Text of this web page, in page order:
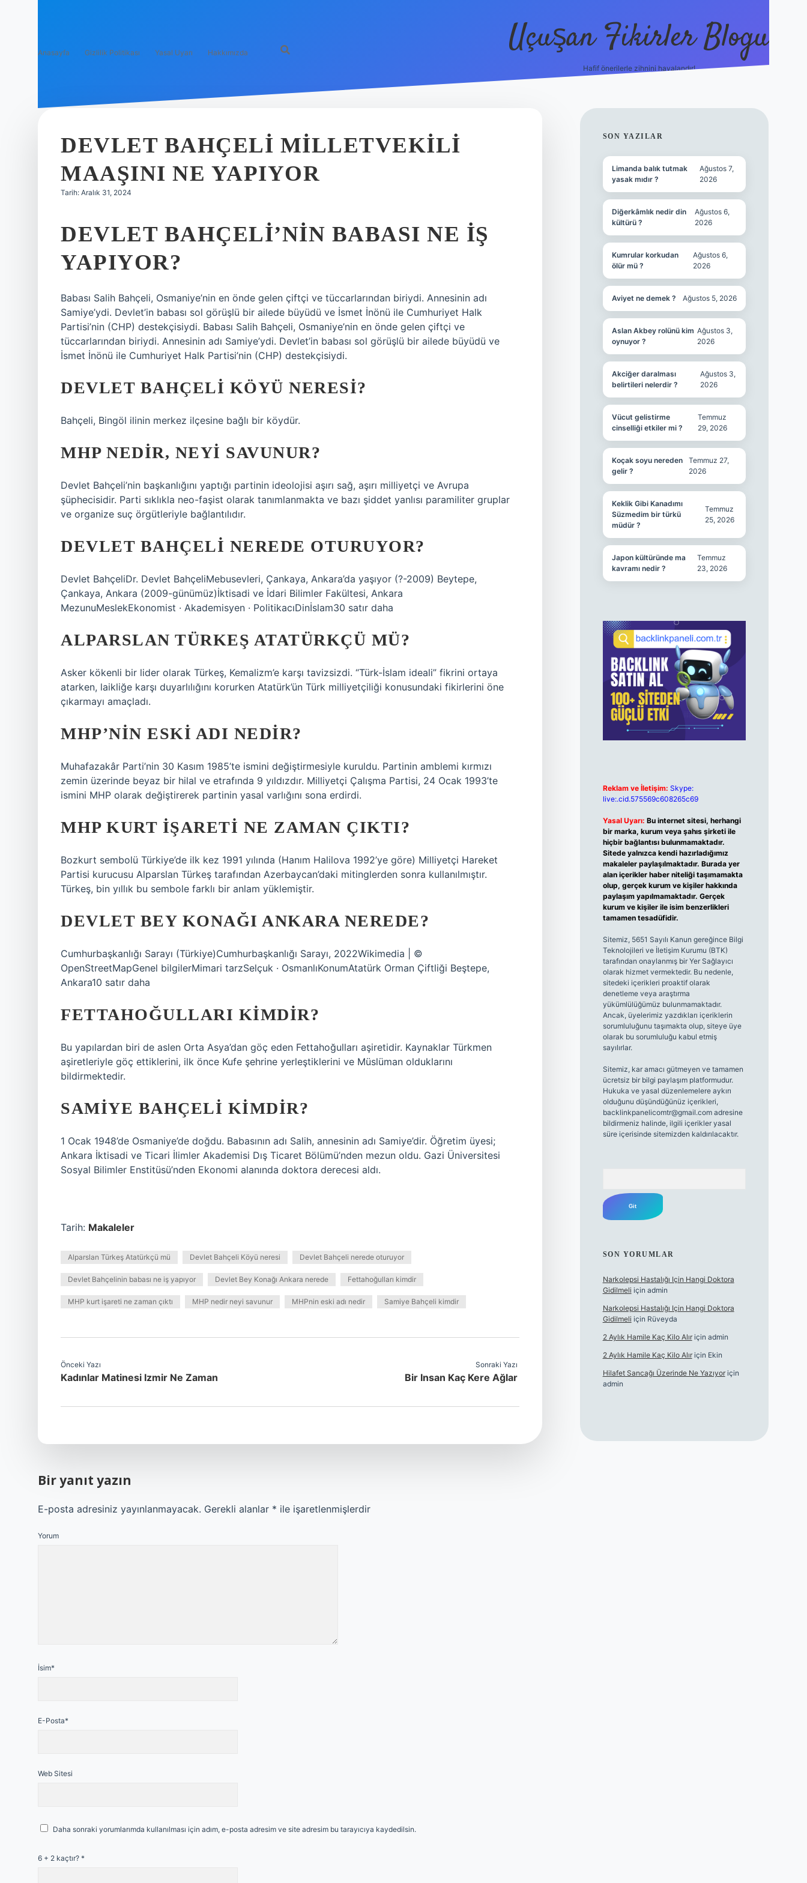
Anasayfa Gizlilik Politikası Yasal Uyarı Hakkımızda Uçuşan Fikirler Blogu
Hafif önerilerle zihnini havalandır!
DEVLET BAHÇELI MILLETVEKILI
MAAŞINI NE YAPIYOR
Tarih: Aralık 31, 2024
DEVLET BAHÇELI’NIN BABASI NE IŞ
YAPIYOR?
Babası Salih Bahçeli, Osmaniye’nin en önde gelen çiftçi ve tüccarlarından biriydi. Annesinin adı
Samiye’ydi. Devlet’in babası sol görüşlü bir ailede büyüdü ve İsmet İnönü ile Cumhuriyet Halk
Partisi’nin (CHP) destekçisiydi. Babası Salih Bahçeli, Osmaniye’nin en önde gelen çiftçi ve
tüccarlarından biriydi. Annesinin adı Samiye’ydi. Devlet’in babası sol görüşlü bir ailede büyüdü ve
İsmet İnönü ile Cumhuriyet Halk Partisi’nin (CHP) destekçisiydi.
DEVLET BAHÇELI KÖYÜ NERESI?
Bahçeli, Bingöl ilinin merkez ilçesine bağlı bir köydür.
MHP NEDIR, NEYI SAVUNUR?
Devlet Bahçeli’nin başkanlığını yaptığı partinin ideolojisi aşırı sağ, aşırı milliyetçi ve Avrupa
şüphecisidir. Parti sıklıkla neo-faşist olarak tanımlanmakta ve bazı şiddet yanlısı paramiliter gruplar
ve organize suç örgütleriyle bağlantılıdır.
DEVLET BAHÇELI NEREDE OTURUYOR?
Devlet BahçeliDr. Devlet BahçeliMebusevleri, Çankaya, Ankara’da yaşıyor (?-2009) Beytepe,
Çankaya, Ankara (2009-günümüz)İktisadi ve İdari Bilimler Fakültesi, Ankara
MezunuMeslekEkonomist · Akademisyen · PolitikacıDinİslam30 satır daha
ALPARSLAN TÜRKEŞ ATATÜRKÇÜ MÜ?
Asker kökenli bir lider olarak Türkeş, Kemalizm’e karşı tavizsizdi. “Türk-İslam ideali” fikrini ortaya
atarken, laikliğe karşı duyarlılığını korurken Atatürk’ün Türk milliyetçiliği konusundaki fikirlerini öne
çıkarmayı amaçladı.
MHP’NIN ESKI ADI NEDIR?
Muhafazakâr Parti’nin 30 Kasım 1985’te ismini değiştirmesiyle kuruldu. Partinin amblemi kırmızı
zemin üzerinde beyaz bir hilal ve etrafında 9 yıldızdır. Milliyetçi Çalışma Partisi, 24 Ocak 1993’te
ismini MHP olarak değiştirerek partinin yasal varlığını sona erdirdi.
MHP KURT IŞARETI NE ZAMAN ÇIKTI?
Bozkurt sembolü Türkiye’de ilk kez 1991 yılında (Hanım Halilova 1992’ye göre) Milliyetçi Hareket
Partisi kurucusu Alparslan Türkeş tarafından Azerbaycan’daki mitinglerden sonra kullanılmıştır.
Türkeş, bin yıllık bu sembole farklı bir anlam yüklemiştir.
DEVLET BEY KONAĞI ANKARA NEREDE?
Cumhurbaşkanlığı Sarayı (Türkiye)Cumhurbaşkanlığı Sarayı, 2022Wikimedia | ©
OpenStreetMapGenel bilgilerMimari tarzSelçuk · OsmanlıKonumAtatürk Orman Çiftliği Beştepe,
Ankara10 satır daha
FETTAHOĞULLARI KIMDIR?
Bu yapılardan biri de aslen Orta Asya’dan göç eden Fettahoğulları aşiretidir. Kaynaklar Türkmen
aşiretleriyle göç ettiklerini, ilk önce Kufe şehrine yerleştiklerini ve Müslüman olduklarını
bildirmektedir.
SAMIYE BAHÇELI KIMDIR?
1 Ocak 1948’de Osmaniye’de doğdu. Babasının adı Salih, annesinin adı Samiye’dir. Öğretim üyesi;
Ankara İktisadi ve Ticari İlimler Akademisi Dış Ticaret Bölümü’nden mezun oldu. Gazi Üniversitesi
Sosyal Bilimler Enstitüsü’nden Ekonomi alanında doktora derecesi aldı.
Tarih: Makaleler
Alparslan Türkeş Atatürkçü mü Devlet Bahçeli Köyü neresi Devlet Bahçeli nerede oturuyor
Devlet Bahçelinin babası ne iş yapıyor Devlet Bey Konağı Ankara nerede Fettahoğulları kimdir
MHP kurt işareti ne zaman çıktı MHP nedir neyi savunur MHPnin eski adı nedir Samiye Bahçeli kimdir
Önceki Yazı
Kadınlar Matinesi Izmir Ne Zaman
Sonraki Yazı
Bir Insan Kaç Kere Ağlar
Bir yanıt yazın
E-posta adresiniz yayınlanmayacak. Gerekli alanlar * ile işaretlenmişlerdir
Yorum
İsim*
E-Posta*
Web Sitesi
Daha sonraki yorumlarımda kullanılması için adım, e-posta adresim ve site adresim bu tarayıcıya kaydedilsin.
6 + 2 kaçtır? *
SIDEBAR
SON YAZILAR
Limanda balık tutmak
yasak mıdır ?
Ağustos 7,
2026
Diğerkâmlık nedir din
kültürü ?
Ağustos 6,
2026
Kumrular korkudan
ölür mü ?
Ağustos 6,
2026
Aviyet ne demek ? Ağustos 5, 2026
Aslan Akbey rolünü kim
oynuyor ?
Ağustos 3,
2026
Akciğer daralması
belirtileri nelerdir ?
Ağustos 3,
2026
Vücut gelistirme
cinselliği etkiler mi ?
Temmuz
29, 2026
Koçak soyu nereden
gelir ?
Temmuz 27,
2026
Keklik Gibi Kanadımı
Süzmedim bir türkü
müdür ?
Temmuz
25, 2026
Japon kültüründe ma
kavramı nedir ?
Temmuz
23, 2026
Reklam ve İletişim: Skype:
live:.cid.575569c608265c69
Yasal Uyarı: Bu internet sitesi, herhangi
bir marka, kurum veya şahıs şirketi ile
hiçbir bağlantısı bulunmamaktadır.
Sitede yalnızca kendi hazırladığımız
makaleler paylaşılmaktadır. Burada yer
alan içerikler haber niteliği taşımamakta
olup, gerçek kurum ve kişiler hakkında
paylaşım yapılmamaktadır. Gerçek
kurum ve kişiler ile isim benzerlikleri
tamamen tesadüfidir.
Sitemiz, 5651 Sayılı Kanun gereğince Bilgi
Teknolojileri ve İletişim Kurumu (BTK)
tarafından onaylanmış bir Yer Sağlayıcı
olarak hizmet vermektedir. Bu nedenle,
sitedeki içerikleri proaktif olarak
denetleme veya araştırma
yükümlülüğümüz bulunmamaktadır.
Ancak, üyelerimiz yazdıkları içeriklerin
sorumluluğunu taşımakta olup, siteye üye
olarak bu sorumluluğu kabul etmiş
sayılırlar.
Sitemiz, kar amacı gütmeyen ve tamamen
ücretsiz bir bilgi paylaşım platformudur.
Hukuka ve yasal düzenlemelere aykırı
olduğunu düşündüğünüz içerikleri,
backlinkpanelicomtr@gmail.comadresine
bildirmeniz halinde, ilgili içerikler yasal
süre içerisinde sitemizden kaldırılacaktır.
SON YORUMLAR
Narkolepsi Hastalığı Için Hangi Doktora
Gidilmeli için admin
Narkolepsi Hastalığı Için Hangi Doktora
Gidilmeli için Rüveyda
2 Aylık Hamile Kaç Kilo Alıriçin admin
2 Aylık Hamile Kaç Kilo Alıriçin Ekin
Hilafet Sancağı Üzerinde Ne Yazıyoriçin
admin
hiltonbet güncel giriş